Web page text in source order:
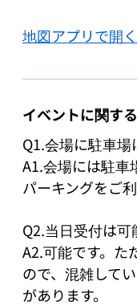
地図アプリで開く
イベントに関す
Q1.会場に駐車場
A1.会場には駐車
パーキングをご
Q2.当日受付は可
A2.可能です。た
ので、混雑して
があります。